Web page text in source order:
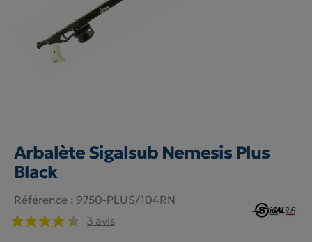
Arbalète Sigalsub Nemesis Plus
Black
Référence : 9750-PLUS/104RN
3 avis